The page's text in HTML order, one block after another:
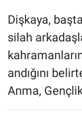
Dişkaya,
silah
andığını
Anma,